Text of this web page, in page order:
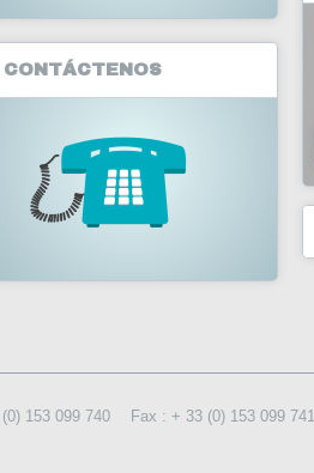
CONTÁCTENOS
153 099 740 Fax : + 33 (0) 153 099 741